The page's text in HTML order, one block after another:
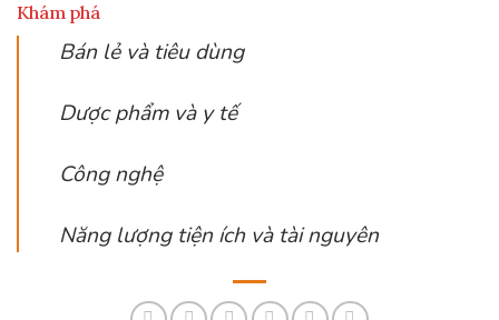
Khám phá
Bán lẻ và tiêu dùng
Dược phẩm và y tế
Công nghệ
Năng lượng tiện ích và tài nguyên